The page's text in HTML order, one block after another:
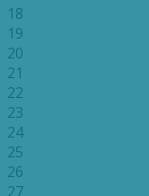
18
19
20
21
22
23
24
25
26
27